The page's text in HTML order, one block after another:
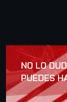
NO LO
PUEDES